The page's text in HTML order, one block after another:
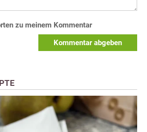
zu meinem Kommentar
Kommentar abgeben